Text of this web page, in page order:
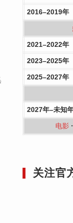
2016–2019年
2021–2022年
2023–2025年
2025–2027年
2027年–未知
电影 ·
关注官